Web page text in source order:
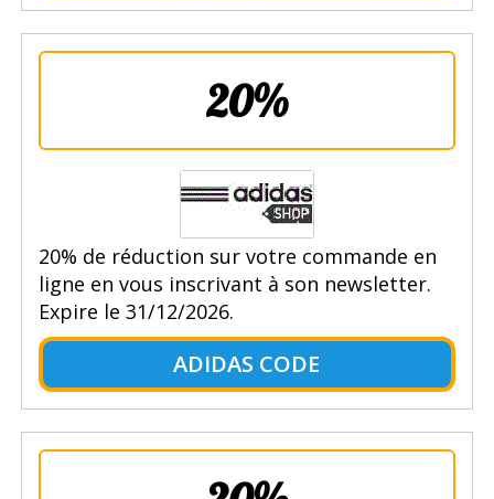
20%
20% de réduction sur votre commande en
ligne en vous inscrivant à son newsletter.
Expire le 31/12/2026.
ADIDAS CODE